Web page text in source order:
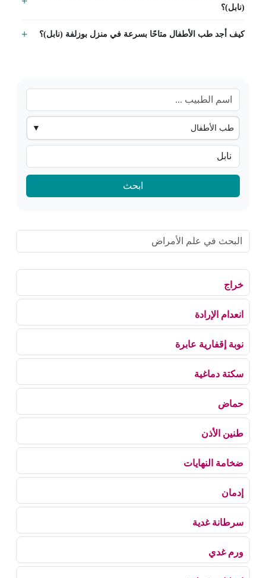
طب الأطفال
ابحث
خراج
انعدام الإرادة
نوبة إقفارية عابرة
سكتة دماغية
حماض
طنين الأذن
ضخامة النهايات
إدمان
سرطانة غدية
ورم غدي
(نابل)؟
كيف أجد طب الأطفال متاحًا بسرعة في منزل بوزلفة (نابل)؟